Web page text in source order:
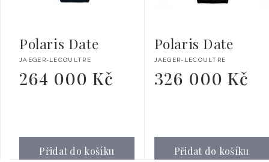
Polaris Date
Dodavatel:
JAEGER-LECOULTRE
Běžná
cena
264 000 Kč
Přidat do košíku
Polaris Date
Dodavatel:
JAEGER-LECOULTRE
Běžná
cena
326 000 Kč
Přidat do košíku